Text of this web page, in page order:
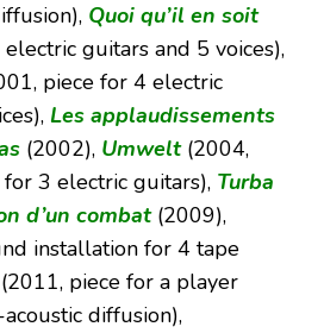
Quoi qu’il en soit
guitars and 5 voices),
piece for 4 electric
Les applaudissements
(2002), Umwelt(2004,
3 electric guitars), Turba
d’un combat(2009),
installation for 4 tape
(2011, piece for a player
diffusion),